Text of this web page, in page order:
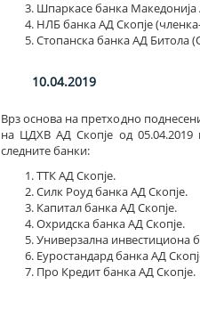
Шпаркасе банка
НЛБ банка АД Скопје
Стопанска банка АД Битола
10.04.2019
Врз основа на претходно
на ЦДХВ АД Скопје од
следните банки:
ТТК АД Скопје.
Силк Роуд банка АД Скопје.
Капитал банка АД Скопје.
Охридска банка АД Скопје.
Универзална инвестициона
Еуростандард банка АД
Про Кредит банка АД Скопје.